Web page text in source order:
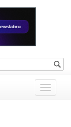
Показать
меню